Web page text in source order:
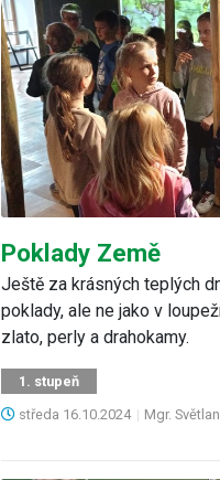
Poklady Země
Ještě za krásných teplých
poklady, ale ne jako v
zlato, perly a drahokamy.
1. stupeň
středa 16.10.2024 | Mgr.